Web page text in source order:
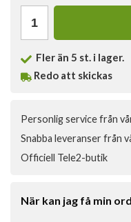
Fler än 5 st. i lager.
Redo att skickas
Personlig service från
Snabba leveranser från
Officiell Tele2-butik
När kan jag få min